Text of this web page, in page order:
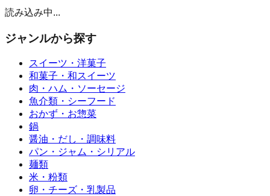
読み込み中...
ジャンルから探す
スイーツ・洋菓子
和菓子・和スイーツ
肉・ハム・ソーセージ
魚介類・シーフード
おかず・お惣菜
鍋
醤油・だし・調味料
パン・ジャム・シリアル
麺類
米・粉類
卵・チーズ・乳製品